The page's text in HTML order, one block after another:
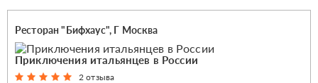
Ресторан "Бифхаус", Г Москва
Приключения итальянцев в России
2 отзыва